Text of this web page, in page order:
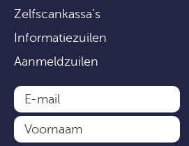
Zelfscankassa’s
Informatiezuilen
Aanmeldzuilen